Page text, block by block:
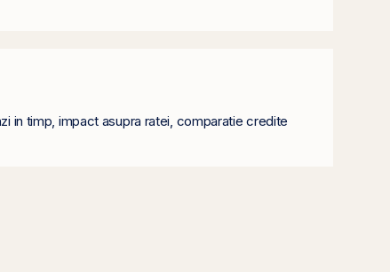
in timp, impact asupra ratei, comparatie credite